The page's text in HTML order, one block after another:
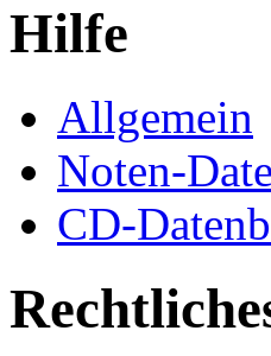
Hilfe
Allgemein
Noten-
CD-